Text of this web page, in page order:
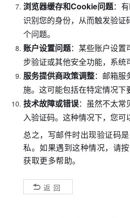
浏览器缓存和Cookie问题：
识别您的身份，从而触发验
个问题。
账户设置问题：某些账户设置
步验证或其他安全功能，系
服务提供商政策调整：邮箱服
施。这可能包括在特定情况
技术故障或错误：虽然不太
入验证码。这种情况下，您
总之，写邮件时出现验证码
私。如果遇到这种情况，请
获取更多帮助。
返回